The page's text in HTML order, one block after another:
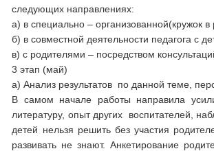
следующих направлениях:
а) в специально –
б) в совместной деятельности
в) с родителями – посредством
3 этап (май)
а) Анализ результатов по данной теме,
В самом начале работы направила
литературу, опыт других воспитателей,
детей нельзя решить без участия
развивать не знают. Анкетирование